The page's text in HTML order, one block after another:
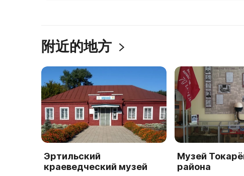
附近的地方
Эртильский
краеведческий музей
Музей
района